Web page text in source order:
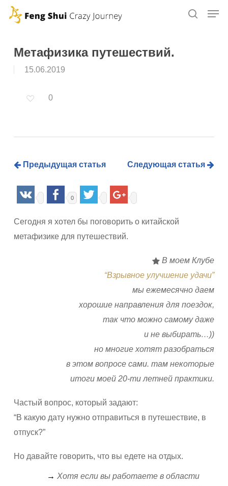
Skip
contentМетафизика путешествий.
15.06.2019
0
Предыдущая статья Следующая статья
0
Сегодня я хотел бы поговорить о китайской
метафизике для путешествий.
В моем Клубе
“Взрывное улучшение удачи”
мы ежемесячно даем
хорошие направления для поездок,
так что можно самому даже
и не выбирать…))
но многие хотят разобраться
в этом вопросе сами. там некоторые
итоги моей 20-ти летней практики.
Частый вопрос, который задают:
“В какую дату нужно отправиться в путешествие, в
отпуск?”
Но давайте говорить, что вы едете на отдых.
Хотя если вы работаете в области